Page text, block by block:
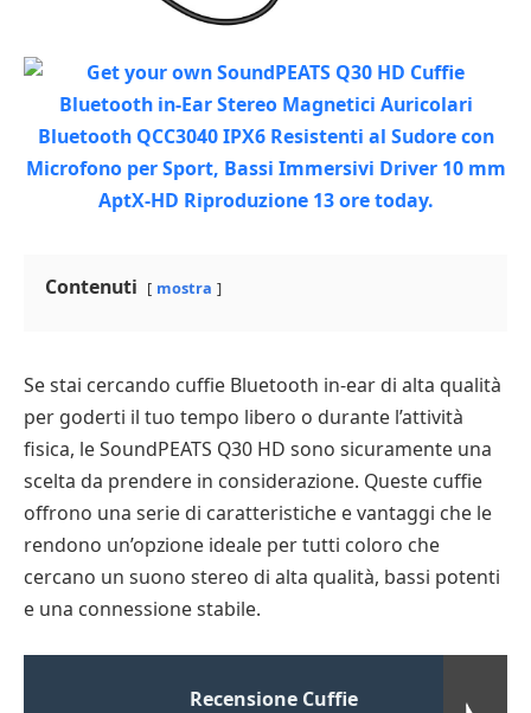
Contenuti mostra
Se stai cercando cuffie Bluetooth in-ear di alta qualità
per goderti il tuo tempo libero o durante l’attività
fisica, le SoundPEATS Q30 HD sono sicuramente una
scelta da prendere in considerazione. Queste cuffie
offrono una serie di caratteristiche e vantaggi che le
rendono un’opzione ideale per tutti coloro che
cercano un suono stereo di alta qualità, bassi potenti
e una connessione stabile.
Recensione Cuffie